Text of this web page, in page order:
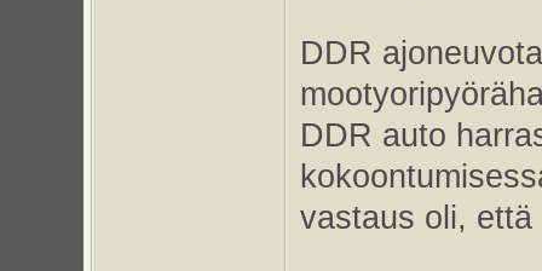
DDR
DDR auto
vastaus oli,